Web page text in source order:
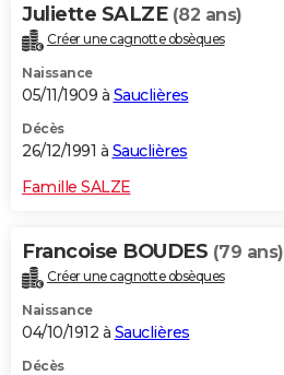
Juliette SALZE (82 ans)
Créer une cagnotte obsèques
Naissance
05/11/1909 à Sauclières
Décès
26/12/1991 à Sauclières
Famille SALZE
Francoise BOUDES (79 ans)
Créer une cagnotte obsèques
Naissance
04/10/1912 à Sauclières
Décès